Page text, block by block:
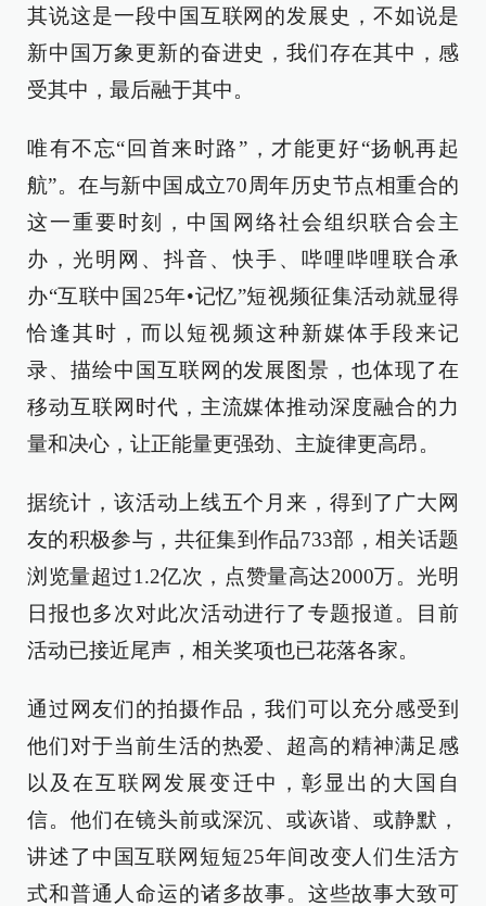
其说这是一段中国互联网的发展史，不如说是
新中国万象更新的奋进史，我们存在其中，感
受其中，最后融于其中。
唯有不忘“回首来时路”，才能更好“扬帆再起
航”。在与新中国成立70周年历史节点相重合的
这一重要时刻，中国网络社会组织联合会主
办，光明网、抖音、快手、哔哩哔哩联合承
办“互联中国25年•记忆”短视频征集活动就显得
恰逢其时，而以短视频这种新媒体手段来记
录、描绘中国互联网的发展图景，也体现了在
移动互联网时代，主流媒体推动深度融合的力
量和决心，让正能量更强劲、主旋律更高昂。
据统计，该活动上线五个月来，得到了广大网
友的积极参与，共征集到作品733部，相关话题
浏览量超过1.2亿次，点赞量高达2000万。光明
日报也多次对此次活动进行了专题报道。目前
活动已接近尾声，相关奖项也已花落各家。
通过网友们的拍摄作品，我们可以充分感受到
他们对于当前生活的热爱、超高的精神满足感
以及在互联网发展变迁中，彰显出的大国自
信。他们在镜头前或深沉、或诙谐、或静默，
讲述了中国互联网短短25年间改变人们生活方
式和普通人命运的诸多故事。这些故事大致可